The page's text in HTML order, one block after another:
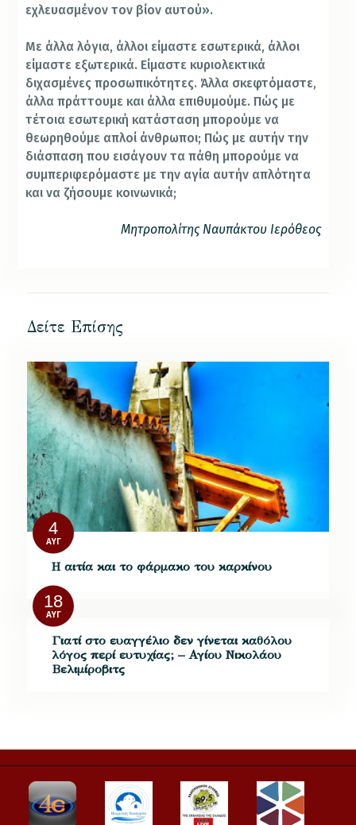
εχλευασμένον τον βίον αυτού».
Με άλλα λόγια, άλλοι είμαστε εσωτερικά, άλλοι
είμαστε εξωτερικά. Είμαστε κυριολεκτικά
διχασμένες προσωπικότητες. Άλλα σκεφτόμαστε,
άλλα πράττουμε και άλλα επιθυμούμε. Πώς με
τέτοια εσωτερική κατάσταση μπορούμε να
θεωρηθούμε απλοί άνθρωποι; Πώς με αυτήν την
διάσπαση που εισάγουν τα πάθη μπορούμε να
συμπεριφερόμαστε με την αγία αυτήν απλότητα
και να ζήσουμε κοινωνικά;
Μητροπολίτης Ναυπάκτου Ιερόθεος
Δείτε Επίσης
4
ΑΥΓ
Η αιτία και το φάρμακο του καρκίνου
18
ΑΥΓ
Γιατί στο ευαγγέλιο δεν γίνεται καθόλου
λόγος περί ευτυχίας; – Αγίου Νικολάου
Βελιμίροβιτς